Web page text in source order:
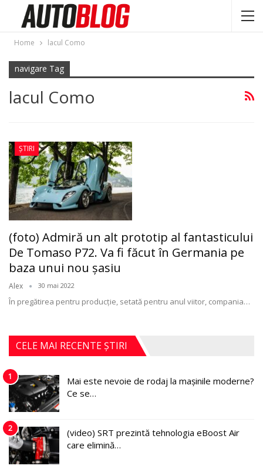
Home lacul Como
navigare Tag
lacul Como
ȘTIRI
(foto) Admiră un alt prototip al fantasticului
De Tomaso P72. Va fi făcut în Germania pe
baza unui nou şasiu
Alex 30 mai 2022
În pregătirea pentru producţie, setată pentru anul viitor, compania…
CELE MAI RECENTE ȘTIRI
1
Mai este nevoie de rodaj la mașinile moderne?
Ce se…
2
(video) SRT prezintă tehnologia eBoost Air
care elimină…